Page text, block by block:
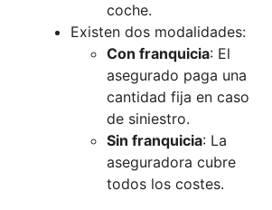
coche.
Existen dos modalidades:
Con franquicia: El
asegurado paga una
cantidad fija en caso
de siniestro.
Sin franquicia: La
aseguradora cubre
todos los costes.